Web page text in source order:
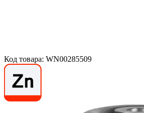
Код товара: WN00285509